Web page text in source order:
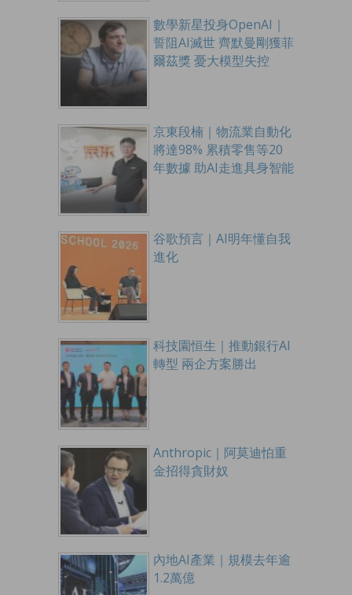
數學新星投身OpenAI｜
誓阻AI滅世 齊默曼剛獲菲
爾茲獎 憂大模型失控
京東段楠｜物流業自動化
將達98% 累積零售等20
年數據 助AI走進具身智能
谷歌預言｜AI明年懂自我
進化
科技園恒生｜推動銀行AI
轉型 兩企方案勝出
Anthropic｜阿莫迪怕重
金招得貪財奴
內地AI產業｜規模去年逾
1.2萬億